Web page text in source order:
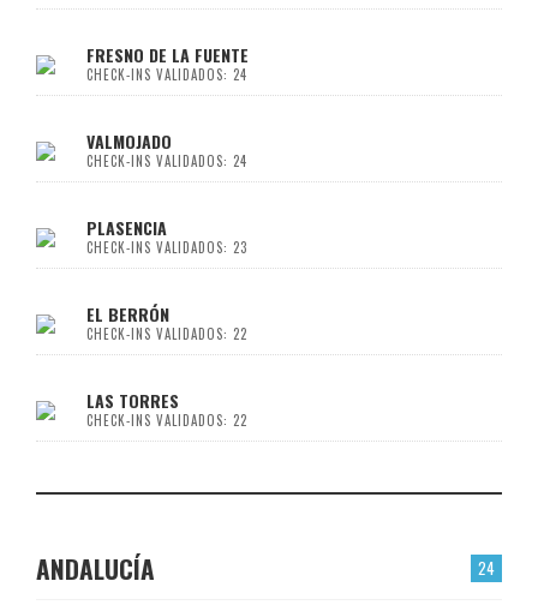
FRESNO DE LA FUENTE
CHECK-INS VALIDADOS: 24
VALMOJADO
CHECK-INS VALIDADOS: 24
PLASENCIA
CHECK-INS VALIDADOS: 23
EL BERRÓN
CHECK-INS VALIDADOS: 22
LAS TORRES
CHECK-INS VALIDADOS: 22
24
ANDALUCÍA